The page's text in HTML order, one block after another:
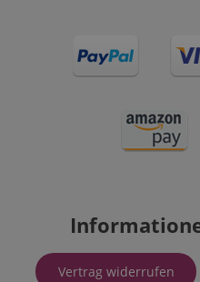
Vertrag widerrufen